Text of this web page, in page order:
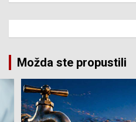
Možda ste propustili